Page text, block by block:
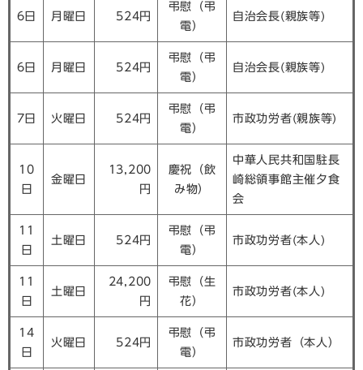
6日 月曜日 524円
弔慰（弔
電）
自治会長(親族等)
6日 月曜日 524円
弔慰（弔
電）
自治会長(親族等)
7日 火曜日 524円
弔慰（弔
電）
市政功労者(親族等)
10
日
金曜日
13,200
円
慶祝（飲
み物）
中華人民共和国駐長
崎総領事館主催夕食
会
11
日
土曜日 524円
弔慰（弔
電）
市政功労者(本人)
11
日
土曜日
24,200
円
弔慰（生
花）
市政功労者(本人)
14
日
火曜日 524円
弔慰（弔
電）
市政功労者（本人）